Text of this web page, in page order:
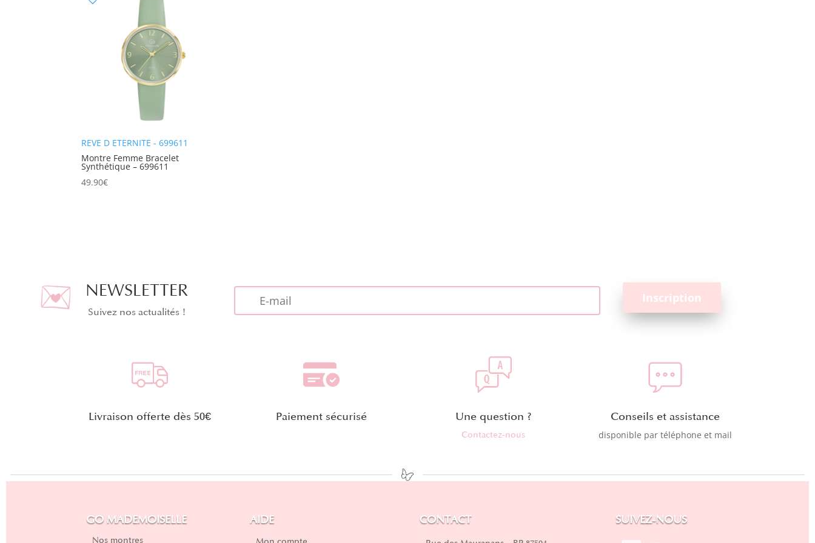
REVE D ETERNITE - 699611
Montre Femme Bracelet
Synthétique – 699611
49.90€
NEWSLETTER
Suivez nos actualités !
Livraison offerte dès 50€ Paiement sécurisé Une question ?
Contactez-nous
Conseils et assistance
disponible par téléphone et mail
GO MADEMOISELLE
Nos montres
AIDE CONTACT SUIVEZ-NOUS